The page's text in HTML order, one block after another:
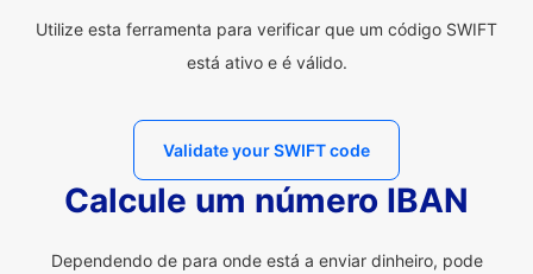
Utilize esta ferramenta para verificar que um código SWIFT
está ativo e é válido.
Validate your SWIFT code
Calcule um número IBAN
Dependendo de para onde está a enviar dinheiro, pode